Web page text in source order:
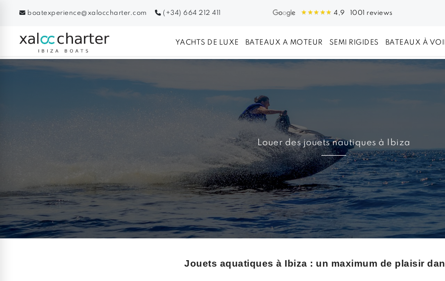
boatexperience@xaloccharter.com (+34) 664 212 411 4,9 1001 reviews
YACHTS DE LUXE BATEAUX A MOTEUR SEMI RIGIDES BATEAUX À
Louer des jouets nautiques à Ibiza
Jouets aquatiques à Ibiza : un maximum de plaisir